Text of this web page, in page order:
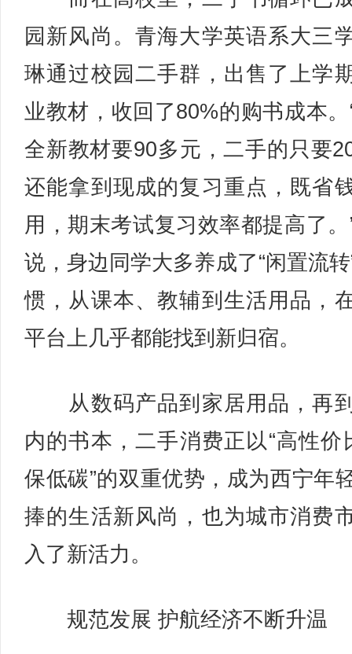
园新风尚。青海大学英语系大三
琳通过校园二手群，出售了上学
业教材，收回了80%的购书成本。
全新教材要90多元，二手的只要
还能拿到现成的复习重点，既省
用，期末考试复习效率都提高了。
说，身边同学大多养成了“闲置流
惯，从课本、教辅到生活用品，
平台上几乎都能找到新归宿。
从数码产品到家居用品，再
内的书本，二手消费正以“高性价
保低碳”的双重优势，成为西宁年
捧的生活新风尚，也为城市消费
入了新活力。
规范发展 护航经济不断升温